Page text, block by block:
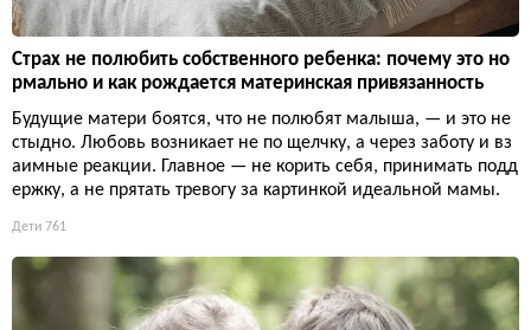
Страх не полюбить собственного ребенка: почему это но
рмально и как рождается материнская привязанность
Будущие матери боятся, что не полюбят малыша, — и это не
стыдно. Любовь возникает не по щелчку, а через заботу и вз
аимные реакции. Главное — не корить себя, принимать подд
ержку, а не прятать тревогу за картинкой идеальной мамы.
Дети 761